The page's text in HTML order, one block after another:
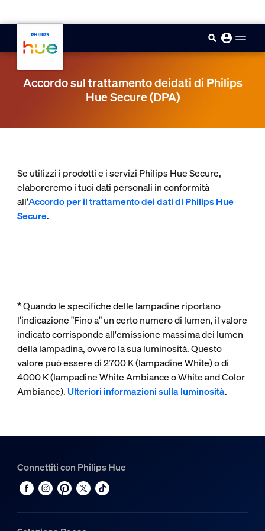
Accordo sul trattamento deidati di Philips
Hue Secure (DPA)
Se utilizzi i prodotti e i servizi Philips Hue Secure,
elaboreremo i tuoi dati personali in conformità
all'Accordo per il trattamento dei dati di Philips Hue
Secure.
* Quando le specifiche delle lampadine riportano
l'indicazione "Fino a" un certo numero di lumen, il valore
indicato corrisponde all'emissione massima dei lumen
della lampadina, ovvero la sua luminosità. Questo
valore può essere di 2700 K (lampadine White) o di
4000 K (lampadine White Ambiance o White and Color
Ambiance).Ulteriori informazioni sulla luminosità.
Connettiti con Philips Hue